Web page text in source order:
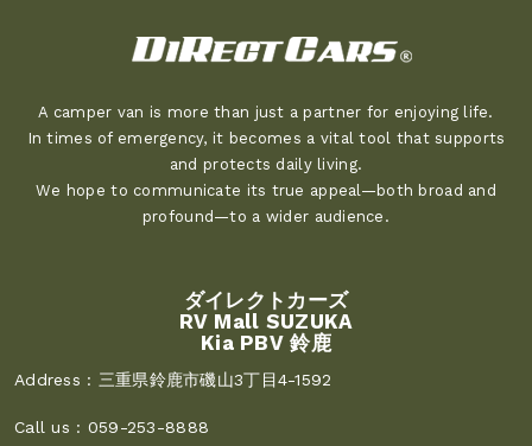
A camper van is more than just a partner for enjoying life.
In times of emergency, it becomes a vital tool that supports
and protects daily living.
We hope to communicate its true appeal—both broad and
profound—to a wider audience.
ダイレクトカーズ
RV Mall SUZUKA
Kia PBV 鈴鹿
Address : 三重県鈴鹿市磯山3丁目4-1592
Call us : 059-253-8888